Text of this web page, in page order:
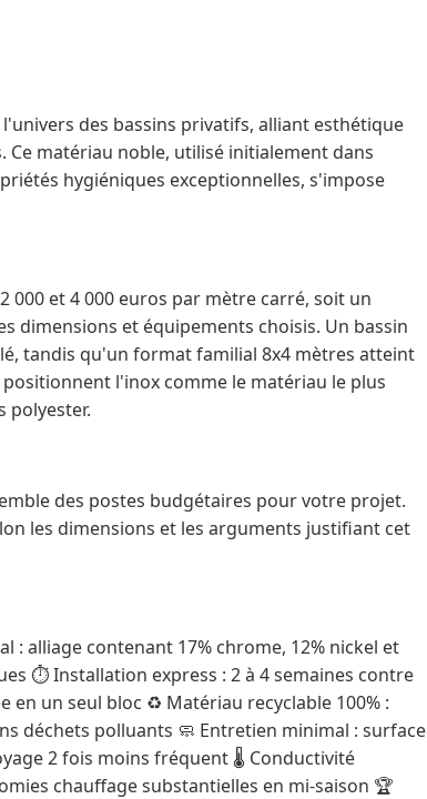
des bassins privatifs, alliant esthétique
matériau noble, utilisé initialement dans
hygiéniques exceptionnelles, s'impose
000 et 4 000 euros par mètre carré, soit un
dimensions et équipements choisis. Un bassin
tandis qu'un format familial 8x4 mètres atteint
l'inox comme le matériau le plus
polyester.
des postes budgétaires pour votre projet.
les dimensions et les arguments justifiant cet
: alliage contenant 17% chrome, 12% nickel et
⏱️ Installation express : 2 à 4 semaines contre
un seul bloc ♻️ Matériau recyclable 100% :
déchets polluants 🧼 Entretien minimal : surface
2 fois moins fréquent 🌡️ Conductivité
chauffage substantielles en mi-saison 🏆